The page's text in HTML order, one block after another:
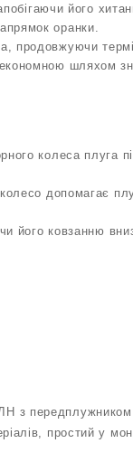
його
оранки.
продовжуючи
шляхом
колеса плуга
допомагає
його ковзанню
з
простий у